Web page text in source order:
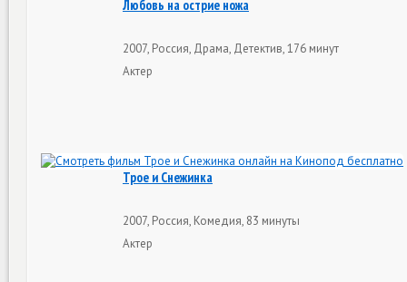
Любовь на острие ножа
2007, Россия, Драма, Детектив, 176 минут
Актер
Трое и Снежинка
2007, Россия, Комедия, 83 минуты
Актер